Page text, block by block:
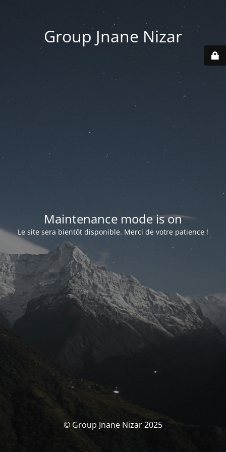
Group Jnane Nizar
Maintenance mode is on
Le site sera bientôt disponible. Merci de votre patience !
© Group Jnane Nizar 2025